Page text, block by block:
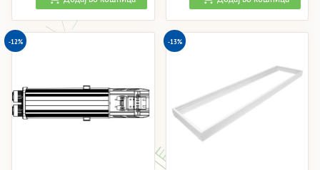
was:
6,098 ден.
is:
5,335 ден.
was:
6,308 ден.
is:
-12% -13%